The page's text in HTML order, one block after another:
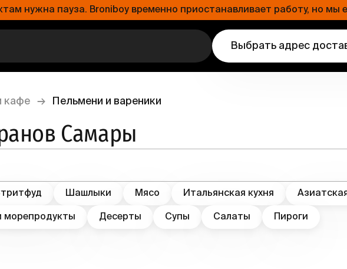
нужна пауза. Broniboy временно приостанавливает работу, но мы
Выбрать адрес
кафе → Пельмени и вареники
Самары
Шашлыки Мясо Итальянская кухня
морепродукты Десерты Супы Салаты Пироги